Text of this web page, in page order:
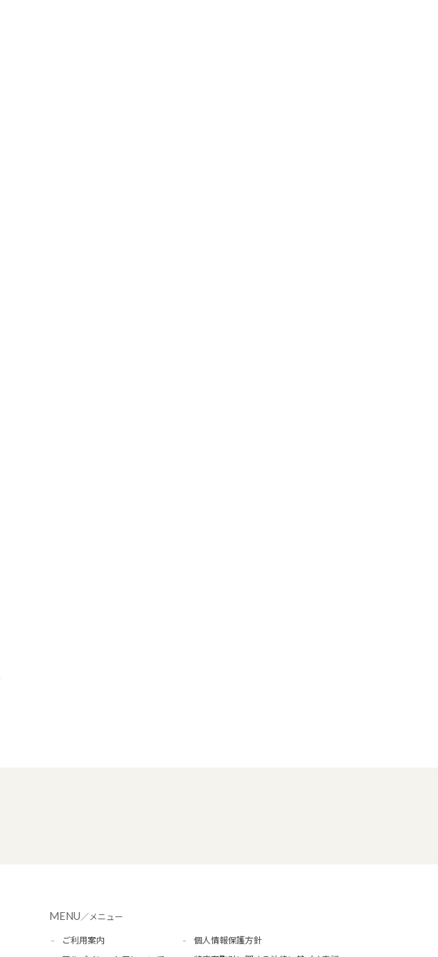
MENU／メニュー
ご利用案内
個人情報保護方針